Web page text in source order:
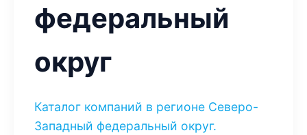
федеральный
округ
Каталог компаний в регионе Северо-
Западный федеральный округ.